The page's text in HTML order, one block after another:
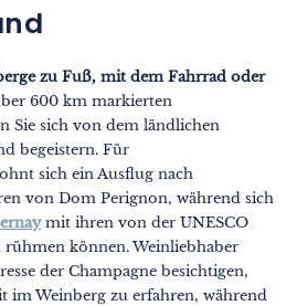
zu Fuß, mit dem Fahrrad oder
600 km markierten
Sie sich von dem ländlichen
begeistern. Für
sich ein Ausflug nach
von Dom Perignon, während sich
mit ihren von der UNESCO
rühmen können. Weinliebhaber
der Champagne besichtigen,
im Weinberg zu erfahren, während